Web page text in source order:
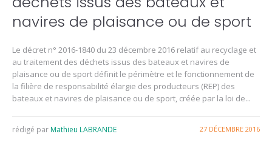
navires de plaisance ou de sport
Le décret n° 2016-1840 du 23 décembre 2016 relatif au recyclage et
au traitement des déchets issus des bateaux et navires de
plaisance ou de sport définit le périmètre et le fonctionnement de
la filière de responsabilité élargie des producteurs (REP) des
bateaux et navires de plaisance ou de sport, créée par la loi de...
27 DÉCEMBRE 2016
rédigé parMathieu LABRANDE